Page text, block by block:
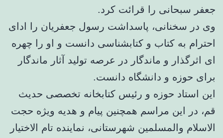
جعفر سبحانی را قرائت کرد.
وی در سخنانی، پاسداشت رسول جعفریان را ادای
احترام به کتاب و کتابشناسی دانست و او را چهره
ای اثرگذار و ماندگار در عرصه تولید آثار ماندگار
برای حوزه و دانشگاه دانست.
این استاد حوزه و رئیس کتابخانه تخصصی حدیث
قم، در این مراسم همچنین پیام و هدیه ویژه حجت
الاسلام والمسلمین شهرستانی، نماینده تام الاختیار